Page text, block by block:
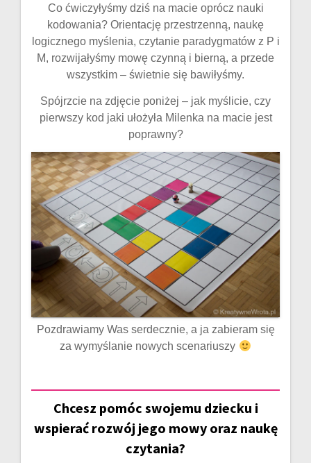
Co ćwiczyłyśmy dziś na macie oprócz nauki
kodowania? Orientację przestrzenną, naukę
logicznego myślenia, czytanie paradygmatów z P i
M, rozwijałyśmy mowę czynną i bierną, a przede
wszystkim – świetnie się bawiłyśmy.
Spójrzcie na zdjęcie poniżej – jak myślicie, czy
pierwszy kod jaki ułożyła Milenka na macie jest
poprawny?
Pozdrawiamy Was serdecznie, a ja zabieram się
za wymyślanie nowych scenariuszy
Chcesz pomóc swojemu dziecku i
wspierać rozwój jego mowy oraz naukę
czytania?